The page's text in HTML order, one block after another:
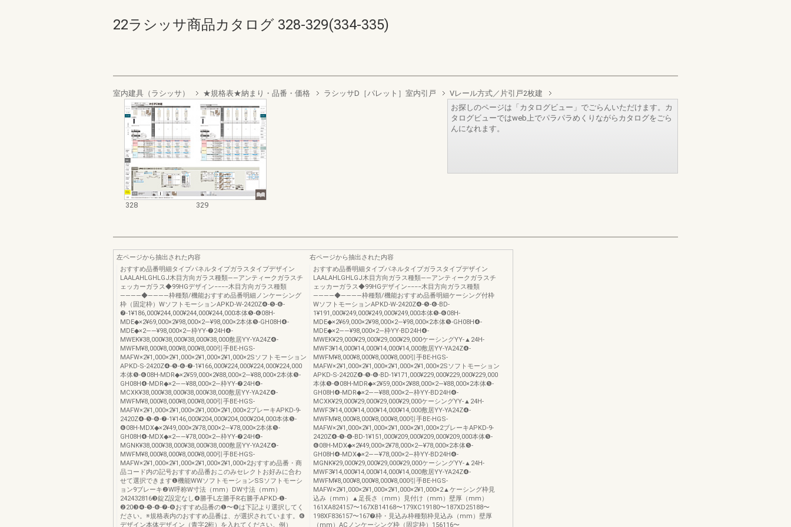
22ラシッサ商品カタログ 328-329(334-335)
室内建具（ラシッサ） ★規格表★納まり・品番・価格 ラシッサD［パレット］室内引戸 Vレール方式／片引戸2枚建
328 329
お探しのページは「カタログビュー」でごらんいただけます。カ
タログビューではweb上でパラパラめくりながらカタログをごら
んになれます。
左ページから抽出された内容
おすすめ品番明細タイプパネルタイプガラスタイプデザイン
LAALAHLGHLGJ木目方向ガラス種類――アンティークガラスチ
ェッカーガラス◆99HGデザイン−−−−木目方向ガラス種類
――――◆――――枠種類/機能おすすめ品番明細ノンケーシング
枠（固定枠）WソフトモーションAPKD-W-2420Z❹-❺-❻-
❼-1¥186,000¥244,000¥244,000¥244,000本体❺-❻08H-
MDE◆×2¥69,000×2¥98,000×2―¥98,000×2本体❺-GH08H❹-
MDE◆×2――¥98,000×2―枠YY-❼24H❹-
MWEK¥38,000¥38,000¥38,000¥38,000敷居YY-YA24Z❹-
MWFM¥8,000¥8,000¥8,000¥8,000引手BE-HGS-
MAFW×2¥1,000×2¥1,000×2¥1,000×2¥1,000×2Sソフトモーション
APKD-S-2420Z❹-❺-❻-❼-1¥166,000¥224,000¥224,000¥224,000
本体❺-❻08H-MDR◆×2¥59,000×2¥88,000×2―¥88,000×2本体❺-
GH08H❹-MDR◆×2――¥88,000×2―枠YY-❼24H❹-
MCXK¥38,000¥38,000¥38,000¥38,000敷居YY-YA24Z❹-
MWFM¥8,000¥8,000¥8,000¥8,000引手BE-HGS-
MAFW×2¥1,000×2¥1,000×2¥1,000×2¥1,000×2ブレーキAPKD-9-
2420Z❹-❺-❻-❼-1¥146,000¥204,000¥204,000¥204,000本体❺-
❻08H-MDX◆×2¥49,000×2¥78,000×2―¥78,000×2本体❺-
GH08H❹-MDX◆×2――¥78,000×2―枠YY-❼24H❹-
MGNK¥38,000¥38,000¥38,000¥38,000敷居YY-YA24Z❹-
MWFM¥8,000¥8,000¥8,000¥8,000引手BE-HGS-
MAFW×2¥1,000×2¥1,000×2¥1,000×2¥1,000×2おすすめ品番・商
品コード内の記号おすすめ品番おこのみセレクトお好みに合わ
せて選択できます❶機能WWソフトモーションSSソフトモーシ
ョン9ブレーキ❷W呼称W寸法（mm）DW寸法（mm）
242432816❸錠Z設定なし❹勝手L左勝手R右勝手APKD-❶-
❷20❸❹-❺-❻-❼-❽おすすめ品番の❶〜❽は下記より選択してく
ださい。※規格表内のおすすめ品番は、が選択されています。❻
デザイン本体デザイン（青字2桁）を入れてください。例）
右ページから抽出された内容
おすすめ品番明細タイプパネルタイプガラスタイプデザイン
LAALAHLGHLGJ木目方向ガラス種類――アンティークガラスチ
ェッカーガラス◆99HGデザイン−−−−木目方向ガラス種類
――――◆――――枠種類/機能おすすめ品番明細ケーシング付枠
WソフトモーションAPKD-W-2420Z❹-❺-❻-BD-
1¥191,000¥249,000¥249,000¥249,000本体❺-❻08H-
MDE◆×2¥69,000×2¥98,000×2―¥98,000×2本体❺-GH08H❹-
MDE◆×2――¥98,000×2―枠YY-BD24H❹-
MWEK¥29,000¥29,000¥29,000¥29,000ケーシングYY-▲24H-
MWF3¥14,000¥14,000¥14,000¥14,000敷居YY-YA24Z❹-
MWFM¥8,000¥8,000¥8,000¥8,000引手BE-HGS-
MAFW×2¥1,000×2¥1,000×2¥1,000×2¥1,000×2Sソフトモーション
APKD-S-2420Z❹-❺-❻-BD-1¥171,000¥229,000¥229,000¥229,000
本体❺-❻08H-MDR◆×2¥59,000×2¥88,000×2―¥88,000×2本体❺-
GH08H❹-MDR◆×2――¥88,000×2―枠YY-BD24H❹-
MCXK¥29,000¥29,000¥29,000¥29,000ケーシングYY-▲24H-
MWF3¥14,000¥14,000¥14,000¥14,000敷居YY-YA24Z❹-
MWFM¥8,000¥8,000¥8,000¥8,000引手BE-HGS-
MAFW×2¥1,000×2¥1,000×2¥1,000×2¥1,000×2ブレーキAPKD-9-
2420Z❹-❺-❻-BD-1¥151,000¥209,000¥209,000¥209,000本体❺-
❻08H-MDX◆×2¥49,000×2¥78,000×2―¥78,000×2本体❺-
GH08H❹-MDX◆×2――¥78,000×2―枠YY-BD24H❹-
MGNK¥29,000¥29,000¥29,000¥29,000ケーシングYY-▲24H-
MWF3¥14,000¥14,000¥14,000¥14,000敷居YY-YA24Z❹-
MWFM¥8,000¥8,000¥8,000¥8,000引手BE-HGS-
MAFW×2¥1,000×2¥1,000×2¥1,000×2¥1,000×2▲ケーシング枠見
込み（mm）▲足長さ（mm）見付け（mm）壁厚（mm）
161XA824157〜167XB14168〜179XC19180〜187XD25188〜
198XF836157〜167❼枠・見込み枠種類枠見込み（mm）壁厚
（mm）ACノンケーシング枠（固定枠）156116〜